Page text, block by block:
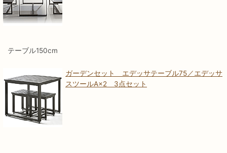
テーブル150cm
ガーデンセット エデッサテーブル75／エデッサ
スツールA×2 3点セット